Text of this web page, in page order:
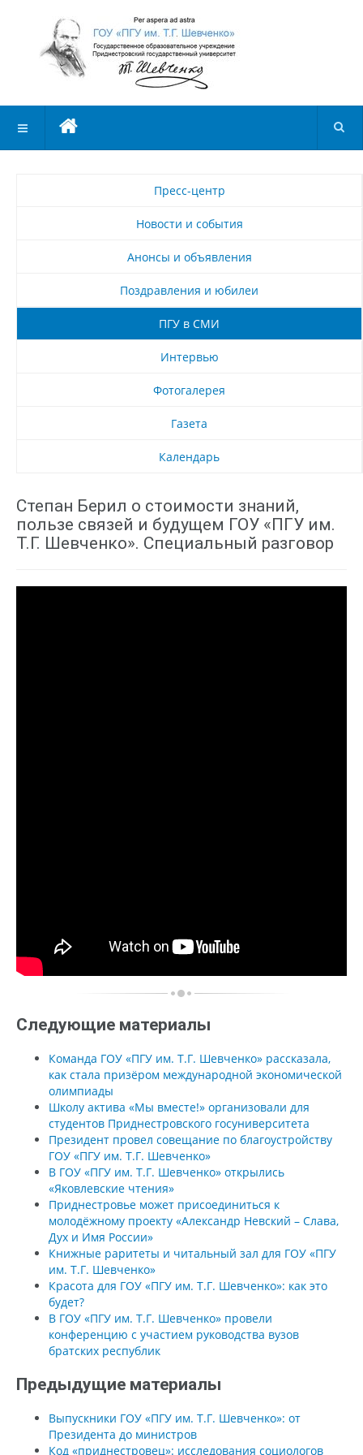
Пресс-центр
Новости и события
Анонсы и объявления
Поздравления и юбилеи
ПГУ в СМИ
Интервью
Фотогалерея
Газета
Календарь
Степан Берил о стоимости знаний,
пользе связей и будущем ГОУ «ПГУ им.
Т.Г. Шевченко». Специальный разговор
Следующие материалы
Команда ГОУ «ПГУ им. Т.Г. Шевченко» рассказала,
как стала призёром международной экономической
олимпиады
Школу актива «Мы вместе!» организовали для
студентов Приднестровского госуниверситета
Президент провел совещание по благоустройству
ГОУ «ПГУ им. Т.Г. Шевченко»
В ГОУ «ПГУ им. Т.Г. Шевченко» открылись
«Яковлевские чтения»
Приднестровье может присоединиться к
молодёжному проекту «Александр Невский – Слава,
Дух и Имя России»
Книжные раритеты и читальный зал для ГОУ «ПГУ
им. Т.Г. Шевченко»
Красота для ГОУ «ПГУ им. Т.Г. Шевченко»: как это
будет?
В ГОУ «ПГУ им. Т.Г. Шевченко» провели
конференцию с участием руководства вузов
братских республик
Предыдущие материалы
Выпускники ГОУ «ПГУ им. Т.Г. Шевченко»: от
Президента до министров
Код «приднестровец»: исследования социологов